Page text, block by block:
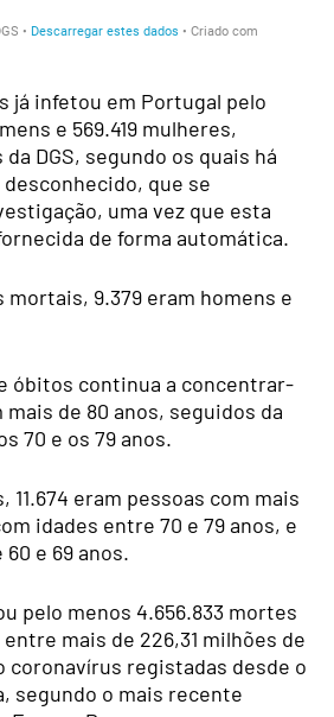
já infetou em Portugal pelo
e 569.419 mulheres,
DGS, segundo os quais há
que se
uma vez que esta
de forma automática.
9.379 eram homens e
óbitos continua a concentrar-
de 80 anos, seguidos da
70 e os 79 anos.
11.674 eram pessoas com mais
idades entre 70 e 79 anos, e
e 69 anos.
pelo menos 4.656.833 mortes
mais de 226,31 milhões de
coronavírus registadas desde o
segundo o mais recente